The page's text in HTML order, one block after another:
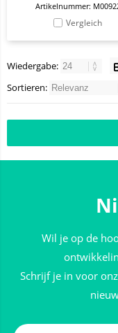
Artikelnummer:
Vergleich
Wiedergabe:
Sortieren:
Wil je op de
Schrijf je in voor